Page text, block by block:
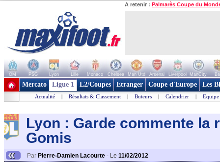
A retenir : Palmarès Coupe du
OM PSG Lyon Lille Monaco Chelsea Man Utd Arsenal Liverpool ManCity
+ de clubs
Mercato Ligue 1 L2/Coupes Etranger Coupe d'Europe Les
Actualité | Résultats & Classement | Buteurs | Calendrier | Equipe
Lyon : Garde commente la
Gomis
« Par Pierre-Damien Lacourte - Le 11/02/2012